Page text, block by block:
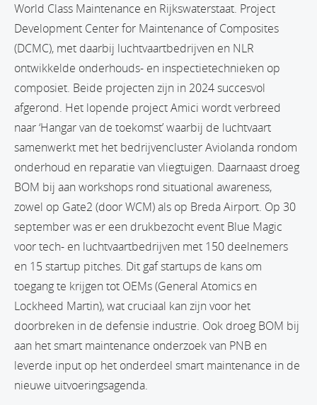
World Class Maintenance en Rijkswaterstaat. Project
Development Center for Maintenance of Composites
(DCMC), met daarbij luchtvaartbedrijven en NLR
ontwikkelde onderhouds- en inspectietechnieken op
composiet. Beide projecten zijn in 2024 succesvol
afgerond. Het lopende project Amici wordt verbreed
naar ‘Hangar van de toekomst’ waarbij de luchtvaart
samenwerkt met het bedrijvencluster Aviolanda rondom
onderhoud en reparatie van vliegtuigen. Daarnaast droeg
BOM bij aan workshops rond situational awareness,
zowel op Gate2 (door WCM) als op Breda Airport. Op 30
september was er een drukbezocht event Blue Magic
voor tech- en luchtvaartbedrijven met 150 deelnemers
en 15 startup pitches. Dit gaf startups de kans om
toegang te krijgen tot OEMs (General Atomics en
Lockheed Martin), wat cruciaal kan zijn voor het
doorbreken in de defensie industrie. Ook droeg BOM bij
aan het smart maintenance onderzoek van PNB en
leverde input op het onderdeel smart maintenance in de
nieuwe uitvoeringsagenda.